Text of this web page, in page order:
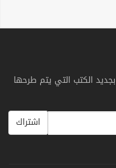
الكتب التي يتم طرحها
اشتراك